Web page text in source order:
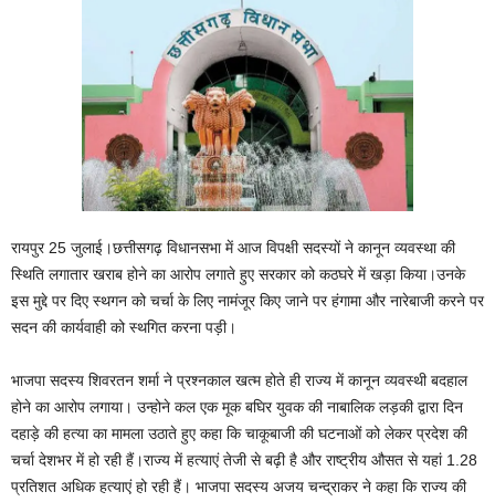
रायपुर 25 जुलाई।छत्तीसगढ़ विधानसभा में आज विपक्षी सदस्यों ने कानून व्यवस्था की
स्थिति लगातार खराब होने का आरोप लगाते हुए सरकार को कठघरे में खड़ा किया।उनके
इस मुद्दे पर दिए स्थगन को चर्चा के लिए नामंजूर किए जाने पर हंगामा और नारेबाजी करने पर
सदन की कार्यवाही को स्थगित करना पड़ी।
भाजपा सदस्य शिवरतन शर्मा ने प्रश्नकाल खत्म होते ही राज्य में कानून व्यवस्थी बदहाल
होने का आरोप लगाया। उन्होने कल एक मूक बघिर युवक की नाबालिक लड़की द्वारा दिन
दहाड़े की हत्या का मामला उठाते हुए कहा कि चाकूबाजी की घटनाओं को लेकर प्रदेश की
चर्चा देशभर में हो रही हैं।राज्य में हत्याएं तेजी से बढ़ी है और राष्ट्रीय औसत से यहां 1.28
प्रतिशत अधिक हत्याएं हो रही हैं। भाजपा सदस्य अजय चन्द्राकर ने कहा कि राज्य की